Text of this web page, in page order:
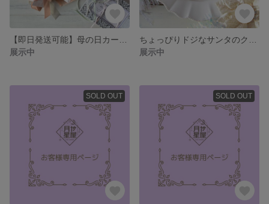
展示中
展示中
SOLD OUT SOLD OUT